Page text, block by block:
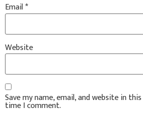
Email*
Website
Save my name, email, and website in
time I comment.